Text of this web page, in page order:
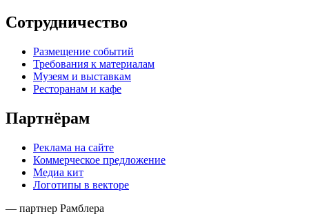
Сотрудничество
Размещение событий
Требования к материалам
Музеям и выставкам
Ресторанам и кафе
Партнёрам
Реклама на сайте
Коммерческое предложение
Медиа кит
Логотипы в векторе
— партнер Рамблера